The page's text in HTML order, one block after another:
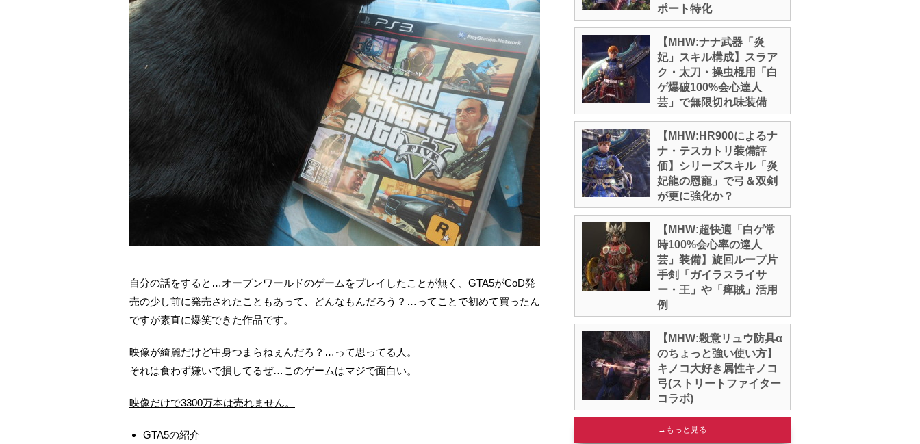
自分の話をすると…オープンワールドのゲームをプレイしたことが無く、GTA5がCoD発
売の少し前に発売されたこともあって、どんなもんだろう？…ってことで初めて買ったん
ですが素直に爆笑できた作品です。
映像が綺麗だけど中身つまらねぇんだろ？…って思ってる人。
それは食わず嫌いで損してるぜ…このゲームはマジで面白い。
映像だけで3300万本は売れません。
GTA5の紹介
ポート特化
【MHW:ナナ武器「炎
妃」スキル構成】スラア
ク・太刀・操虫棍用「白
ゲ爆破100%会心達人
芸」で無限切れ味装備
【MHW:HR900によるナ
ナ・テスカトリ装備評
価】シリーズスキル「炎
妃龍の恩寵」で弓＆双剣
が更に強化か？
【MHW:超快適「白ゲ常
時100%会心率の達人
芸」装備】旋回ループ片
手剣「ガイラスライサ
ー・王」や「痺賊」活用
例
【MHW:殺意リュウ防具α
のちょっと強い使い方】
キノコ大好き属性キノコ
弓(ストリートファイター
コラボ)
→もっと見る